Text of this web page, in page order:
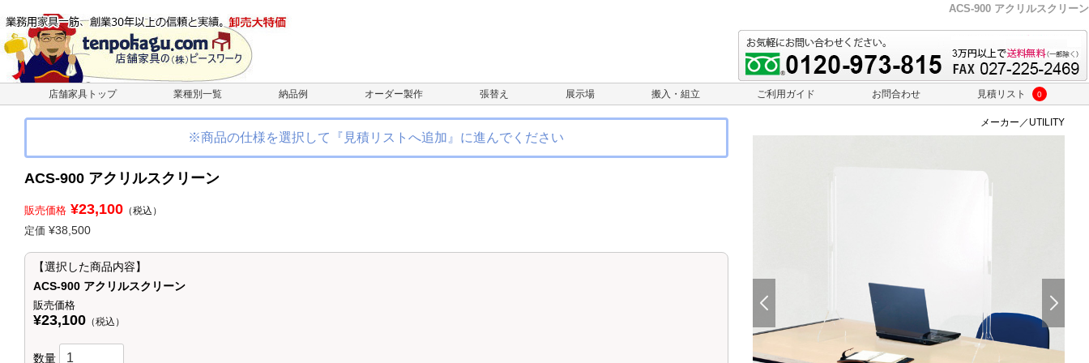
ACS-900 アクリルスクリーン
店舗家具トップ 業種別一覧 納品例 オーダー製作 張替え 展示場 搬入・組立 ご利用ガイド お問合わせ 見積リスト 0
メーカー／UTILITY
※商品の仕様を選択して『見積リストへ追加』に進んでください
ACS-900 アクリルスクリーン
販売価格 ¥23,100 （税込）
定価¥38,500
【選択した商品内容】
ACS-900 アクリルスクリーン
販売価格
¥23,100 （税込）
数量